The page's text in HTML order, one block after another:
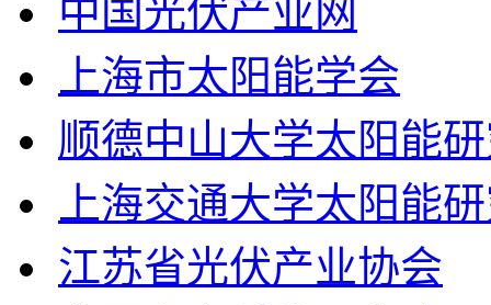
中国光伏产业网
上海市太阳能学会
顺德中山大学太阳能
上海交通大学太阳能
江苏省光伏产业协会